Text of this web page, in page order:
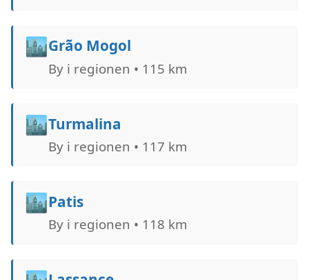
🏙️Grão Mogol
By i regionen • 115 km
🏙️Turmalina
By i regionen • 117 km
🏙️Patis
By i regionen • 118 km